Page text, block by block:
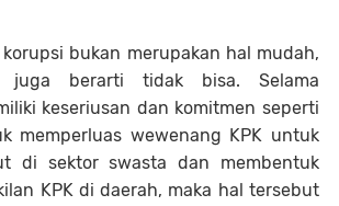
bukan merupakan hal mudah,
juga berarti tidak bisa. Selama
keseriusan dan komitmen seperti
memperluas wewenang KPK untuk
di sektor swasta dan membentuk
KPK di daerah, maka hal tersebut